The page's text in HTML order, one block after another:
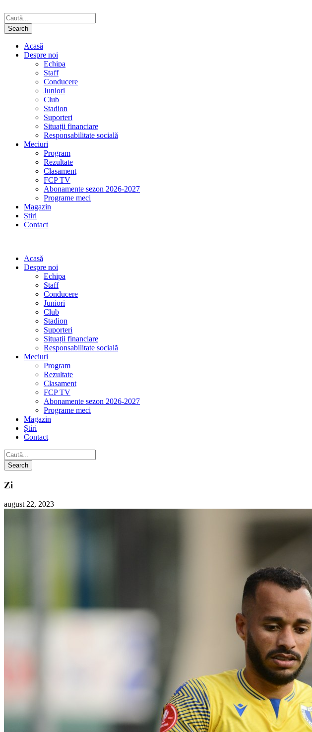
Acasă
Despre noi
Echipa
Staff
Conducere
Juniori
Club
Stadion
Suporteri
Situații financiare
Responsabilitate socială
Meciuri
Program
Rezultate
Clasament
FCP TV
Abonamente sezon 2026-2027
Programe meci
Magazin
Știri
Contact
Acasă
Despre noi
Echipa
Staff
Conducere
Juniori
Club
Stadion
Suporteri
Situații financiare
Responsabilitate socială
Meciuri
Program
Rezultate
Clasament
FCP TV
Abonamente sezon 2026-2027
Programe meci
Magazin
Știri
Contact
Zi
august 22, 2023